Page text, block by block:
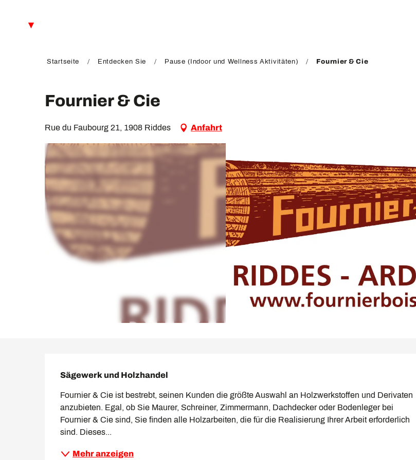
Startseite Entdecken Sie Pause (Indoor und Wellness Aktivitäten) Fournier & Cie
Fournier & Cie
Rue du Faubourg 21, 1908 Riddes Anfahrt
Sägewerk und Holzhandel
Fournier & Cie ist bestrebt, seinen Kunden die größte Auswahl an Holzwerkstoffen und Derivaten
anzubieten. Egal, ob Sie Maurer, Schreiner, Zimmermann, Dachdecker oder Bodenleger bei
Fournier & Cie sind, Sie finden alle Holzarbeiten, die für die Realisierung Ihrer Arbeit erforderlich
sind. Dieses...
Mehr anzeigen